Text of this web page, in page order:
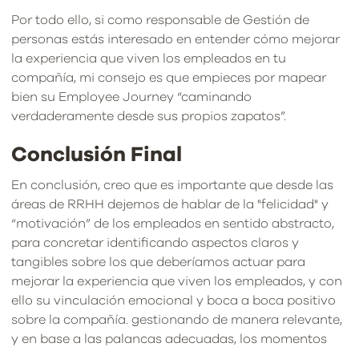
Por todo ello, si como responsable de Gestión de
personas estás interesado en entender cómo mejorar
la experiencia que viven los empleados en tu
compañía, mi consejo es que empieces por mapear
bien su Employee Journey “caminando
verdaderamente desde sus propios zapatos”.
Conclusión Final
En conclusión, creo que es importante que desde las
áreas de RRHH dejemos de hablar de la "felicidad" y
“motivación” de los empleados en sentido abstracto,
para concretar identificando aspectos claros y
tangibles sobre los que deberíamos actuar para
mejorar la experiencia que viven los empleados, y con
ello su vinculación emocional y boca a boca positivo
sobre la compañía. gestionando de manera relevante,
y en base a las palancas adecuadas, los momentos